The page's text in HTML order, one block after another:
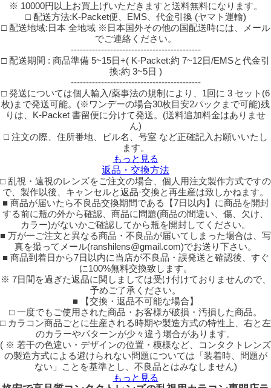
※ 10000円以上お買上げいただきますと送料無料になります。
□ 配送方法:K-Packet便、EMS、代金引換 (ヤマト運輸)
□ 配送地域:日本 全地域 ※日本国外その他の国配送時には、メール
でご連絡ください。
-------------------------------------------
□ 配送期間 : 商品準備 5~15日+( K-Packet:約 7~12日/EMSと代金引
換:約 3~5日 )
-------------------------------------------
□ 発送については個人輸入/薬事法の規制により、1回に 3 セット(6
枚)まで発送可能。(※ワンデーの場合30枚目安2パックまで可能)残
りは、K-Packet 書留便に分けて発送。(送料追加料金はありませ
ん)
□ 注文の際、住所番地、ビル名、号室 など正確記入お願いいたし
ます。
もっと見る
返品・交換方法
□ 乱視・遠視のレンズをご注文の場合、個人用注文製作方式ですの
で、製作以後、キャンセルと返品·交換と再生産は致しかねます。
■ 商品が届いたら不良品交換期間である【7日以内】に商品を開封
する前に瓶の外から確認、商品に問題(商品の間違い、傷、欠け、
カラー)がないかご確認してから瓶を開封してください。
■ 万が一ご注文と異なる商品・不良品が届いてしまった場合は、写
真を撮ってメール(ranshilens@gmail.com)でお送り下さい。
■ 商品到着日から7日以内に当店が不良品・誤発送と確認後、すぐ
に100%無料交換致します。
※ 7日間を過ぎた返品に関しましては受け付けておりませんので、
予めご了承ください。
■ 【交換・返品不可能な場合】
□ 一度でもご使用された商品・お客様が破損・汚損した商品。
□ カラコン商品ごとに生産される時期や製造方式の特性上、右と左
のカラーやパターンが少々違う場合があります。
( ※ 若干の色違い・デザインの位置・模様など、コンタクトレンズ
の製造方式による避けられない問題については「装着時、問題が
ない」ことを基準とし、不良品とはみなしません)
もっと見る